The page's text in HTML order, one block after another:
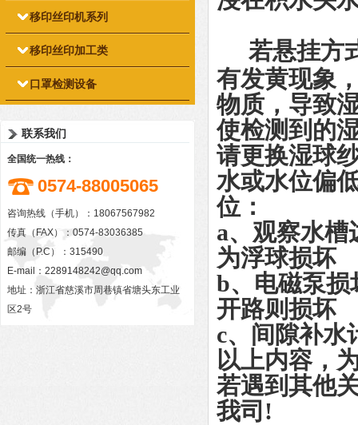
移印丝印机系列
移印丝印加工类
口罩检测设备
联系我们
全国统一热线：
0574-88005065
咨询热线（手机）：18067567982
传真（FAX）：0574-83036385
邮编（P.C）：315490
E-mail： 2289148242@qq.com
地址：浙江省慈溪市周巷镇省塘头东工业
区2号
若悬挂方
有发黄现象
物质，导致
使检测到的
请更换湿球
水或水位偏
位：
a、观察水槽
为浮球损坏
b、电磁泵损
开路则损坏
c、间隙补水
以上内容，
若遇到其他
我司!